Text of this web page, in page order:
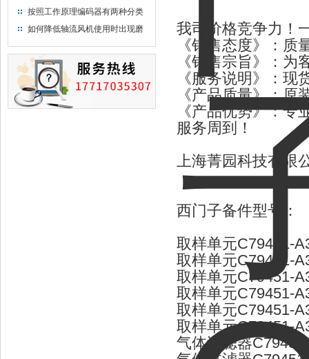
按照工作原理编码器有两种分类
如何降低轴流风机使用时出现磨
我司价格竞争力！
《销售态度》：质
《销售宗旨》：
《服务说明》：
《产品质量》：原
《产品优势》：
服务周到！
上海菁园科技有限
西门子备件型号：
取样单元C79451-
取样单元C79451-
取样单元C79451-
取样单元C79451-
取样单元C79451-
取样单元C79451-
气体过滤器